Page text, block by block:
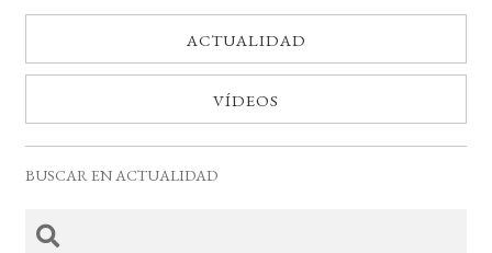
ACTUALIDAD
VÍDEOS
BUSCAR EN ACTUALIDAD